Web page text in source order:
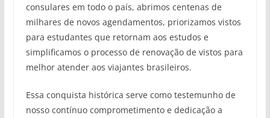
consulares em todo o país, abrimos centenas de
milhares de novos agendamentos, priorizamos vistos
para estudantes que retornam aos estudos e
simplificamos o processo de renovação de vistos para
melhor atender aos viajantes brasileiros.
Essa conquista histórica serve como testemunho de
nosso contínuo comprometimento e dedicação a